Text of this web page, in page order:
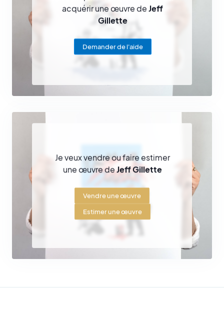
acquérir une œuvre deJeff
Gillette
Demander de l'aide
Je veux vendre ou faire estimer
une œuvre deJeff Gillette
Vendre une œuvre
Estimer une œuvre